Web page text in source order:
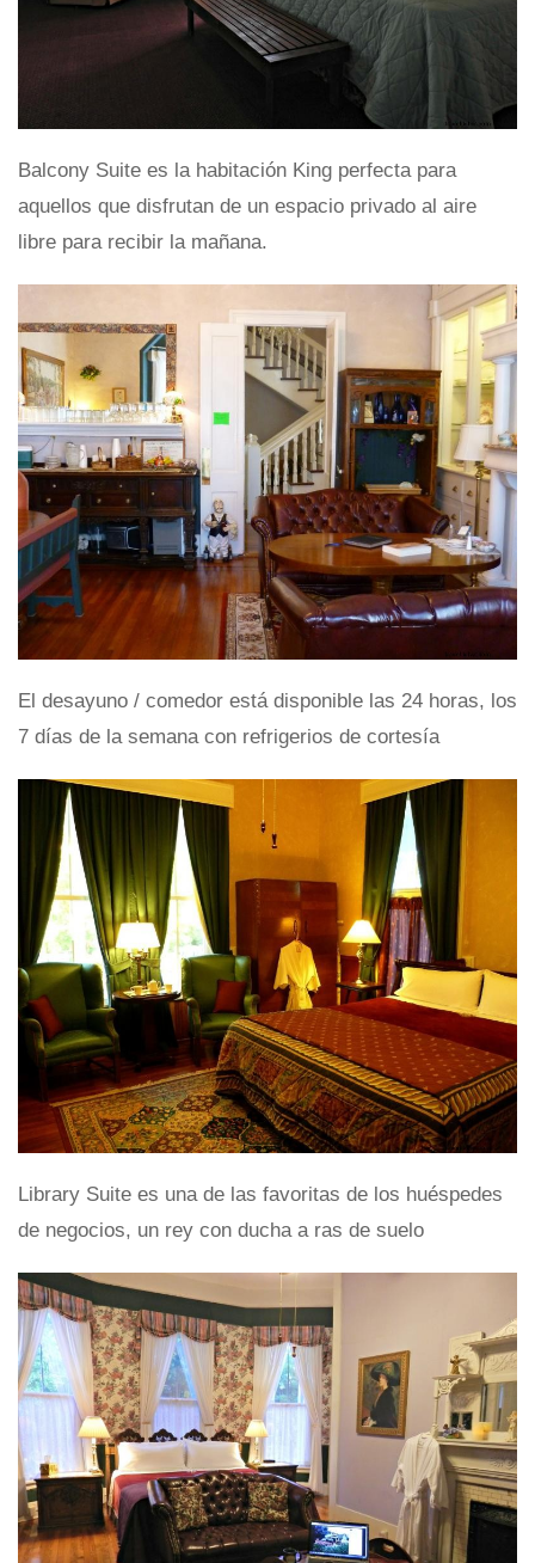
Balcony Suite es la habitación King perfecta para
aquellos que disfrutan de un espacio privado al aire
libre para recibir la mañana.
El desayuno / comedor está disponible las 24 horas, los
7 días de la semana con refrigerios de cortesía
Library Suite es una de las favoritas de los huéspedes
de negocios, un rey con ducha a ras de suelo